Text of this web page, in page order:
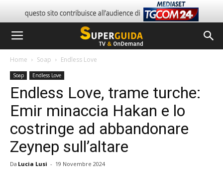
Home Soap Endless Love
Soap Endless Love
Endless Love, trame turche:
Emir minaccia Hakan e lo
costringe ad abbandonare
Zeynep sull’altare
Da Lucia Lusi - 19 Novembre 2024